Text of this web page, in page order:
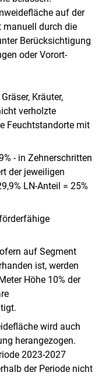
auf der
manuell durch die
Berücksichtigung
oder Vorort-
Kräuter,
verholzte
Feuchtstandorte mit
- in Zehnerschritten
der jeweiligen
LN-Anteil = 25%
auf Segment
ist, werden
Höhe 10% der
wird auch
herangezogen.
2023-2027
der Periode nicht